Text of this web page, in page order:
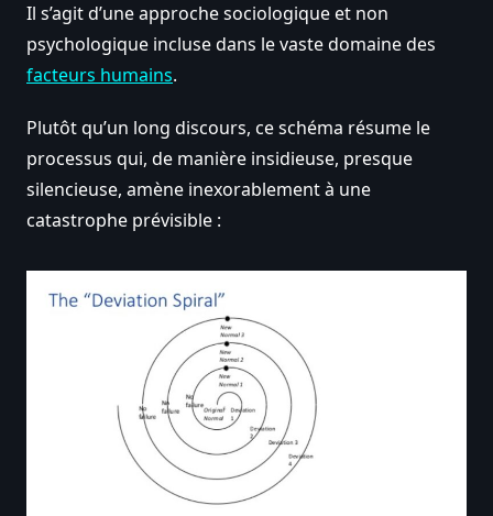
Il s’agit d’une approche sociologique et non
psychologique incluse dans le vaste domaine des
facteurs humains.
Plutôt qu’un long discours, ce schéma résume le
processus qui, de manière insidieuse, presque
silencieuse, amène inexorablement à une
catastrophe prévisible :